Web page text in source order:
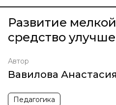
Развитие
средство
Автор
Вавилова
Педагогика